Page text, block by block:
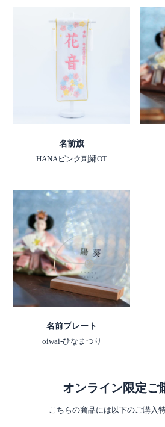
名前旗
HANAピンク刺繍OT
名前プレート
oiwai-ひなまつり
オンライン限定ご
こちらの商品には以下のご購入